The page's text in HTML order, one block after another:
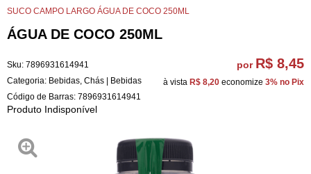
SUCO CAMPO LARGO ÁGUA DE COCO 250ML
ÁGUA DE COCO 250ML
Sku: 7896931614941
Categoria: Bebidas Chás | Bebidas
Código de Barras: 7896931614941
Produto Indisponível
por R$ 8,45
à vista R$ 8,20 economize 3% no Pix